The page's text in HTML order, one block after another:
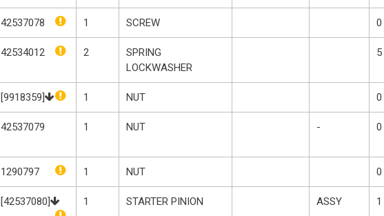
42537078 1 SCREW 0
42534012 2
SPRING
LOCKWASHER
5
[9918359] 1 NUT 0
42537079 1 NUT - 0
1290797 1 NUT 0
[42537080] 1 STARTER PINION ASSY 1